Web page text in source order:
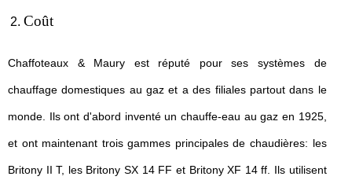
Coût
Chaffoteaux & Maury est réputé pour ses systèmes de
chauffage domestiques au gaz et a des filiales partout dans le
monde. Ils ont d'abord inventé un chauffe-eau au gaz en 1925,
et ont maintenant trois gammes principales de chaudières: les
Britony II T, les Britony SX 14 FF et Britony XF 14 ff. Ils utilisent